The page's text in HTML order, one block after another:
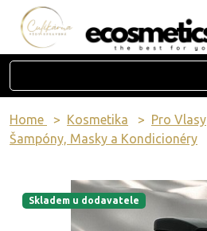
Home Kosmetika
Pro Vlasy
Šampóny, Masky a Kondicionéry
Skladem u dodavatele